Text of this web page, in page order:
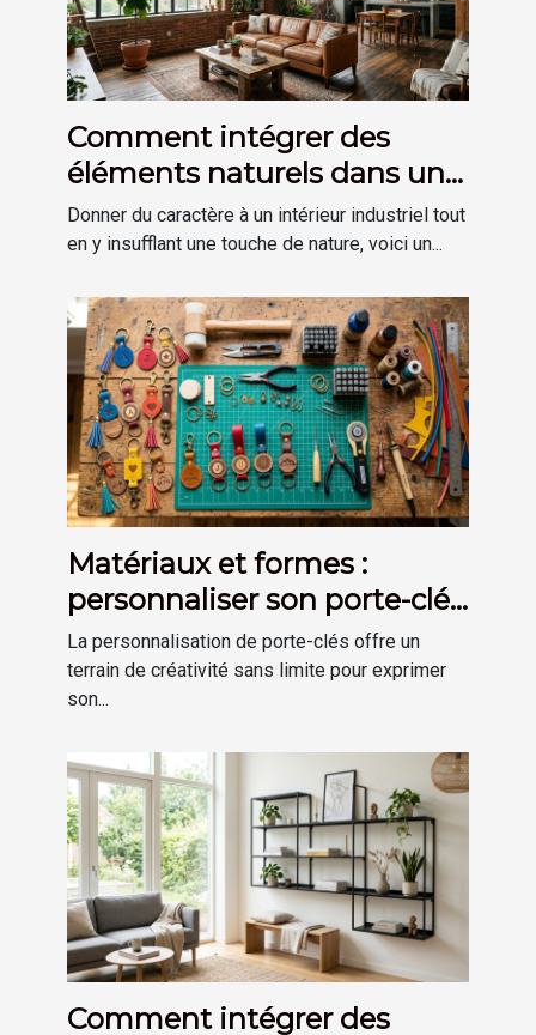
Comment intégrer des
éléments naturels dans une
décoration de style
industriel ?
Donner du caractère à un intérieur industriel tout
en y insufflant une touche de nature, voici un...
Matériaux et formes :
personnaliser son porte-clés
selon son goût
La personnalisation de porte-clés offre un
terrain de créativité sans limite pour exprimer
son...
Comment intégrer des